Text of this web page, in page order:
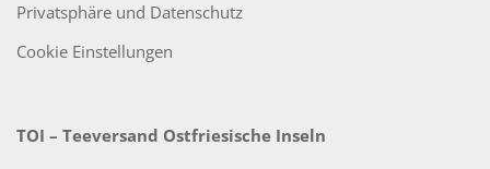
Privatsphäre und Datenschutz
Cookie Einstellungen
TOI – Teeversand Ostfriesische Inseln